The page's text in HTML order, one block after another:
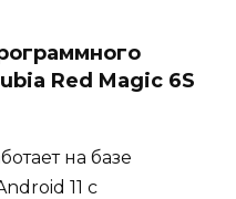
Red Magic 6S
на базе
11 с